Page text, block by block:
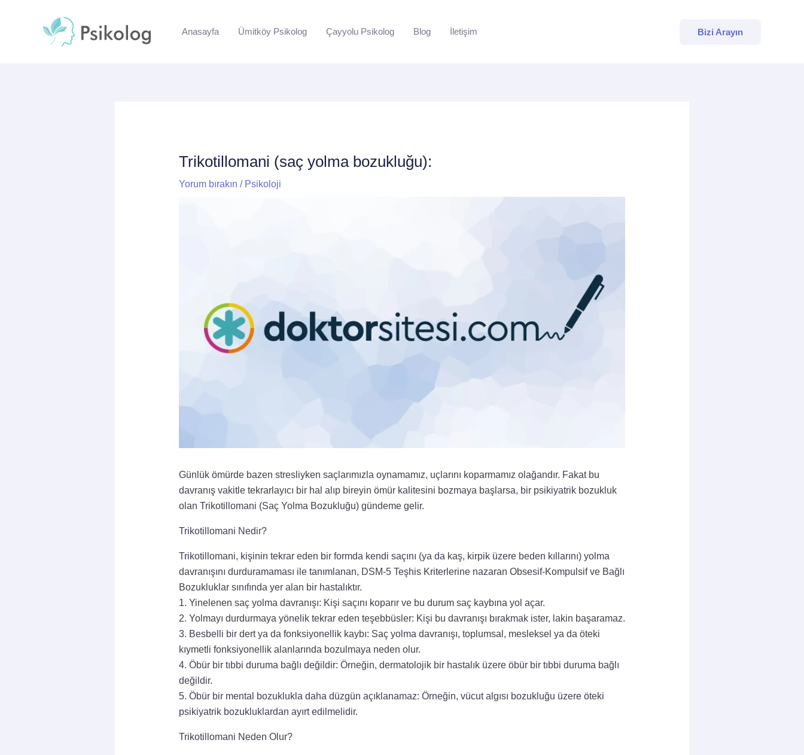
Anasayfa
Ümitköy Psikolog Çayyolu Psikolog Blog İletişim Bizi Arayın
Trikotillomani (saç yolma bozukluğu):
Yorum bırakın / Psikoloji
Günlük ömürde bazen stresliyken saçlarımızla oynamamız, uçlarını koparmamız olağandır. Fakat bu
davranış vakitle tekrarlayıcı bir hal alıp bireyin ömür kalitesini bozmaya başlarsa, bir psikiyatrik bozukluk
olan Trikotillomani (Saç Yolma Bozukluğu) gündeme gelir.
Trikotillomani Nedir?
Trikotillomani, kişinin tekrar eden bir formda kendi saçını (ya da kaş, kirpik üzere beden kıllarını) yolma
davranışını durduramaması ile tanımlanan, DSM-5 Teşhis Kriterlerine nazaran Obsesif-Kompulsif ve Bağlı
Bozukluklar sınıfında yer alan bir hastalıktır.
1. Yinelenen saç yolma davranışı: Kişi saçını koparır ve bu durum saç kaybına yol açar.
2. Yolmayı durdurmaya yönelik tekrar eden teşebbüsler: Kişi bu davranışı bırakmak ister, lakin başaramaz.
3. Besbelli bir dert ya da fonksiyonellik kaybı: Saç yolma davranışı, toplumsal, mesleksel ya da öteki
kıymetli fonksiyonellik alanlarında bozulmaya neden olur.
4. Öbür bir tıbbi duruma bağlı değildir: Örneğin, dermatolojik bir hastalık üzere öbür bir tıbbi duruma bağlı
değildir.
5. Öbür bir mental bozuklukla daha düzgün açıklanamaz: Örneğin, vücut algısı bozukluğu üzere öteki
psikiyatrik bozukluklardan ayırt edilmelidir.
Trikotillomani Neden Olur?
dolaşımı